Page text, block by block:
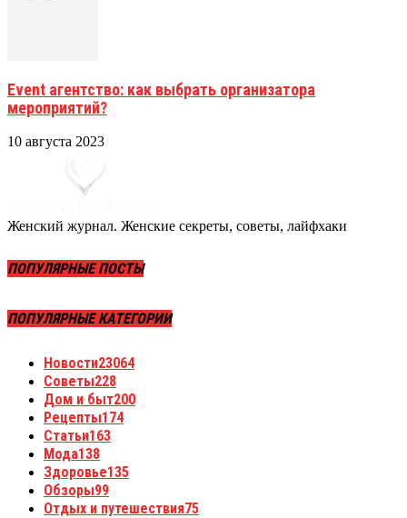
Event агентство: как выбрать организатора
мероприятий?
10 августа 2023
Женский журнал. Женские секреты, советы, лайфхаки
ПОПУЛЯРНЫЕ ПОСТЫ
ПОПУЛЯРНЫЕ КАТЕГОРИИ
Новости23064
Советы228
Дом и быт200
Рецепты174
Статьи163
Мода138
Здоровье135
Обзоры99
Отдых и путешествия75